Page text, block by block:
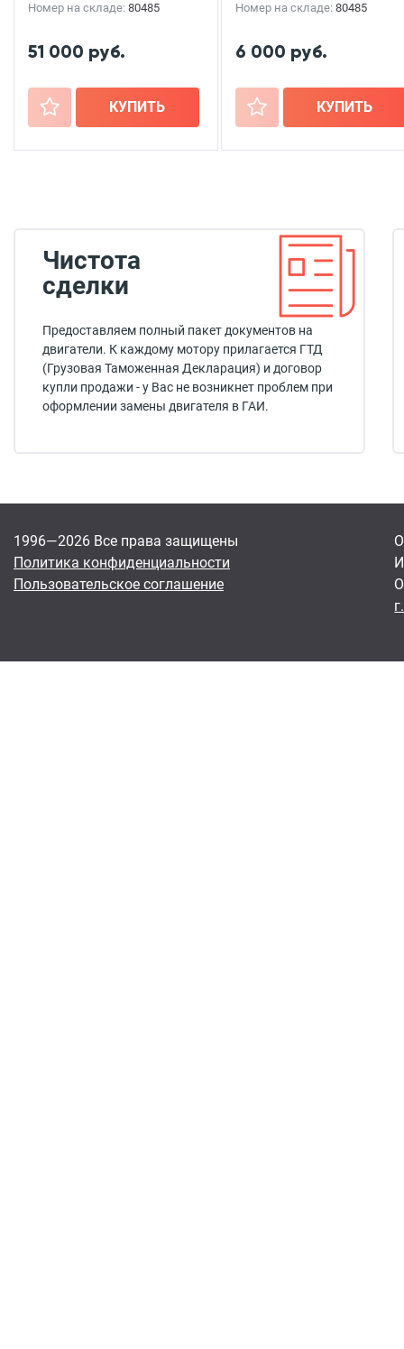
Номер на складе: 80485
51 000 руб.
+ КУПИТЬ
Номер на складе: 80485
6 000 руб.
+ КУПИТЬ
Чистота
сделки
Предоставляем полный пакет документов на
двигатели. К каждому мотору прилагается ГТД
(Грузовая Таможенная Декларация) и договор
купли продажи - у Вас не возникнет проблем при
оформлении замены двигателя в ГАИ.
1996—2026 Все права защищены
Политика конфиденциальности
Пользовательское соглашение